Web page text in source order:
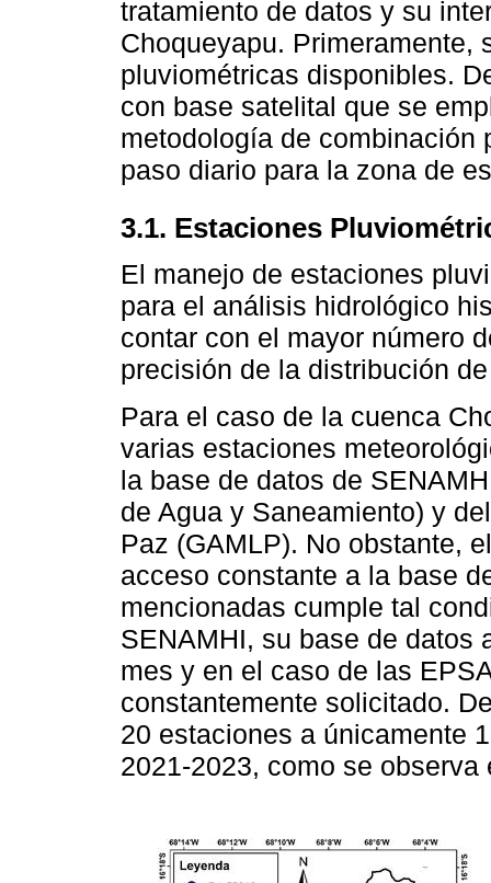
tratamiento de datos y su
Choqueyapu. Primeramente,
pluviométricas disponibles.
con base satelital que se
metodología de combinación
paso diario para la zona de
3.1. Estaciones
El manejo de estaciones
para el análisis hidrológico
contar con el mayor número
precisión de la distribución
Para el caso de la cuenca
varias estaciones
la base de datos de
de Agua y Saneamiento) y
Paz (GAMLP). No obstante,
acceso constante a la base
mencionadas cumple tal
SENAMHI, su base de datos
mes y en el caso de las
constantemente solicitado.
20 estaciones a únicamente
2021-2023, como se